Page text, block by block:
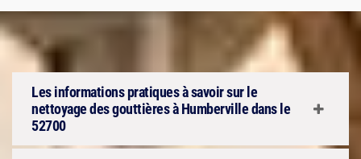
Les informations pratiques à savoir sur le
nettoyage des gouttières à Humberville dans le
52700